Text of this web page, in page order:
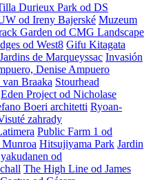
Durieux Park od DS
od Ireny Bajerské Muzeum
Garden od CMG Landscape
od West8 Gifu Kitagata
de Marqueyssac Invasión
Denise Ampuero
Braaka Stourhead
Eden Project od Nicholase
Boeri architetti Ryoan-
zahrady
Public Farm 1 od
Hitsujiyama Park Jardin
od
The High Line od James